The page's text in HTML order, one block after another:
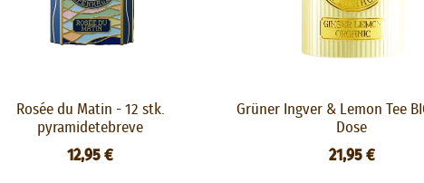
Rosée du Matin - 12 stk.
pyramidetebreve
12,95 €
Grüner Ingver & Lemon Tee
Dose
21,95 €